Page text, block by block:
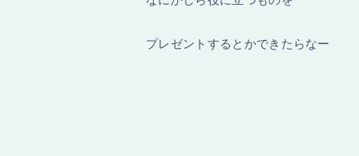
プレゼントするとかできたらなー